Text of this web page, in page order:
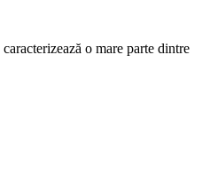
o mare parte dintre